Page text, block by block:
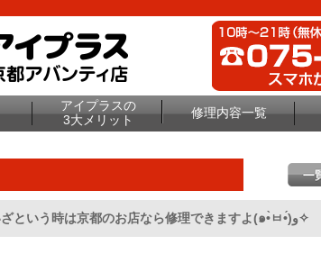
アイプラスの
3大メリット
修理内容一覧
iPhoneの急な水濡れに注意！いざという時は京都のお店なら修理できますよ(๑•̀ㅂ•́)و✧